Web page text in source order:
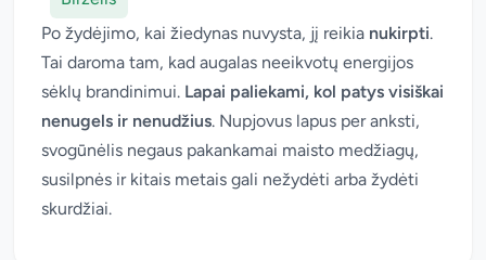
Po žydėjimo, kai žiedynas nuvysta, jį reikia nukirpti.
Tai daroma tam, kad augalas neeikvotų energijos
sėklų brandinimui. Lapai paliekami, kol patys visiškai
nenugels ir nenudžius. Nupjovus lapus per anksti,
svogūnėlis negaus pakankamai maisto medžiagų,
susilpnės ir kitais metais gali nežydėti arba žydėti
skurdžiai.